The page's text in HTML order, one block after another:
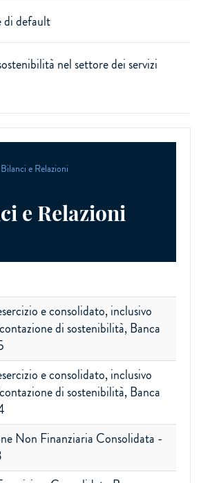
di default
nel settore dei servizi
Bilanci e Relazioni
e Relazioni
e consolidato, inclusivo
di sostenibilità, Banca
e consolidato, inclusivo
di sostenibilità, Banca
Non Finanziaria Consolidata -